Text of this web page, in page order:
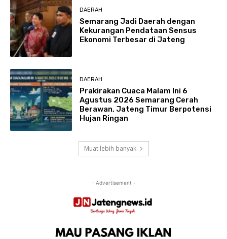
DAERAH
Semarang Jadi Daerah dengan
Kekurangan Pendataan Sensus
Ekonomi Terbesar di Jateng
DAERAH
Prakirakan Cuaca Malam Ini 6
Agustus 2026 Semarang Cerah
Berawan, Jateng Timur Berpotensi
Hujan Ringan
Muat lebih banyak
- Advertisement -